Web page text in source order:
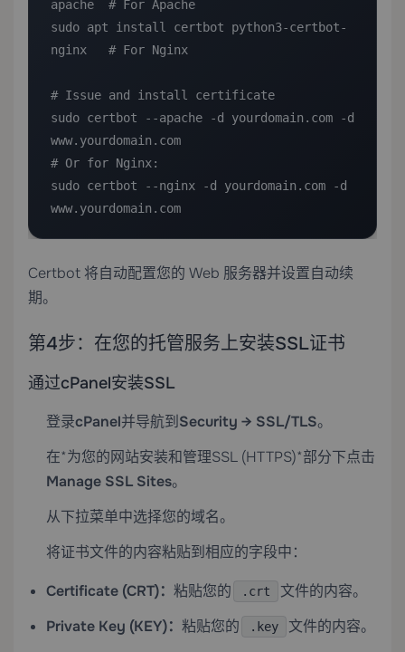
apache  # For Apache
sudo apt install certbot python3-certbot-
nginx   # For Nginx
# Issue and install certificate
sudo certbot --apache -d yourdomain.com -d
www.yourdomain.com
# Or for Nginx:
sudo certbot --nginx -d yourdomain.com -d
www.yourdomain.com
Certbot 将自动配置您的 Web 服务器并设置自动续
期。
第4步：在您的托管服务上安装SSL证书
通过cPanel安装SSL
登录cPanel并导航到 Security → SSL/TLS。
在*为您的网站安装和管理SSL (HTTPS)*部分下点击
Manage SSL Sites。
从下拉菜单中选择您的域名。
将证书文件的内容粘贴到相应的字段中：
Certificate (CRT)： 粘贴您的 .crt
文件的内容。
Private Key (KEY)： 粘贴您的 .key
文件的内容。